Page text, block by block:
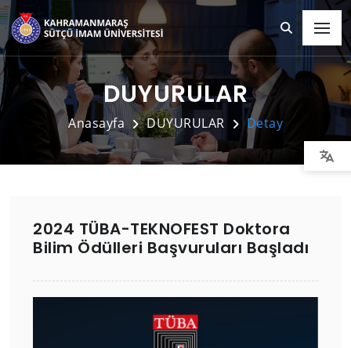
DUYURULAR
Anasayfa DUYURULAR Detay
2024 TÜBA-TEKNOFEST Doktora
Bilim Ödülleri Başvuruları Başladı